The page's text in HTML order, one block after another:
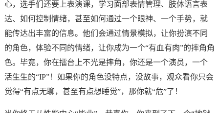
心，选手们还要上表演课，学习面部表情管理、肢体语言表
达、如何控制情绪，甚至如何通过一个眼神、一个手势，就
能传达出丰富的信息。他们会通过情景模拟，让你扮演不同
的角色，体验不同的情绪，让你成为一个“有血有肉”的摔角角
色。毕竟，你在擂台上不光是摔角，你还是一个演员，一个
活生生的“IP”！如果你的角色没特点，没故事，观众看你只会
觉得“有点无聊，甚至有点想睡觉”，那你就“危”了！